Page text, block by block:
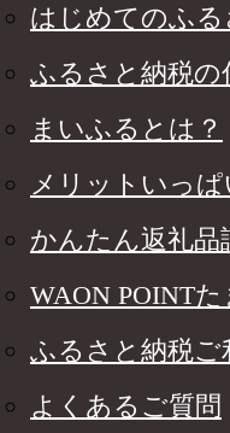
はじめてのふ
ふるさと納税の
まいふるとは？
メリットいっ
かんたん返礼品
WAON POINT
ふるさと納税ご
よくあるご質問